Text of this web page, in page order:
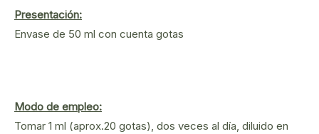
Presentación:
Envase de 50 ml con cuenta gotas
Modo de empleo:
Tomar 1 ml (aprox.20 gotas), dos veces al día, diluido en